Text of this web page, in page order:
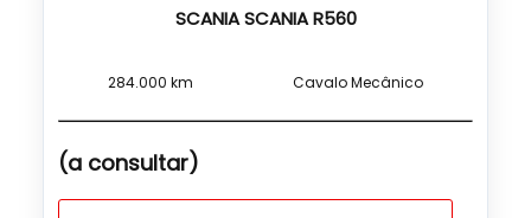
SCANIA SCANIA R560
284.000 km Cavalo Mecânico
(a consultar)